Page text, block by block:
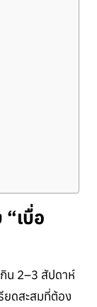
เบื่อ
น 2–3 สัปดาห์
ดสะสมที่ต้อง